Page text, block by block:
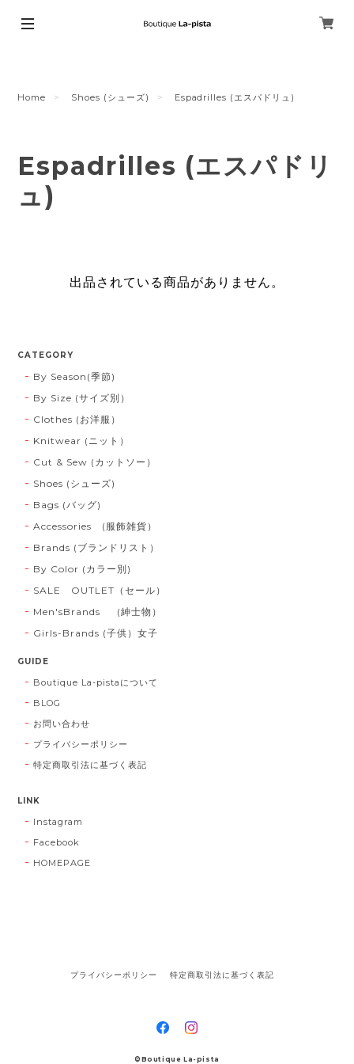
Home Shoes (シューズ) Espadrilles (エスパドリュ)
Espadrilles (エスパドリ
ュ)
出品されている商品がありません。
CATEGORY
By Season(季節)
By Size (サイズ別）
Clothes (お洋服）
Knitwear (ニット）
Cut & Sew (カットソー）
Shoes (シューズ)
Bags (バッグ)
Accessories (服飾雑貨）
Brands (ブランドリスト）
By Color (カラー別)
SALE OUTLET（セール）
Men'sBrands (紳士物）
Girls-Brands (子供）女子
GUIDE
Boutique La-pistaについて
BLOG
お問い合わせ
プライバシーポリシー
特定商取引法に基づく表記
LINK
Instagram
Facebook
HOMEPAGE
プライバシーポリシー 特定商取引法に基づく表記
©Boutique La-pista